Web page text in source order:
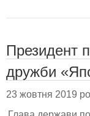
Президент
дружби
23 жовтня 2019